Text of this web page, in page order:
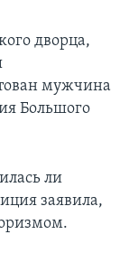
дворца,
мужчина
Большого
ли
заявила,